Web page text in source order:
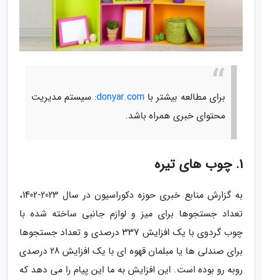
برای مطالعه بیشتر باdonyar.com: سیستم مدیریت
محتوای خبری همراه باشد.
1. چوب های تیره
به گزارش منابع خبری حوزه دکوراسیون در سال 2023-1402،
تعداد جستجوها برای میز و لوازم جانبی ساخته شده با
چوب گردوی با یک افزایش 337 درصدی و تعداد جستجوها
برای صندلی ها یا مبلمان قهوه ای با یک افزایش 28 درصدی
روبه رو بوده است. این افزایش به ما این پیام را می دهد که